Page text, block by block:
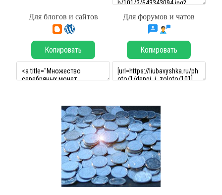
Для блогов и сайтов Для форумов и чатов
Копировать Копировать